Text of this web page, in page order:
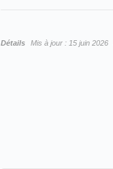
Détails Mis à jour : 15 juin 2026